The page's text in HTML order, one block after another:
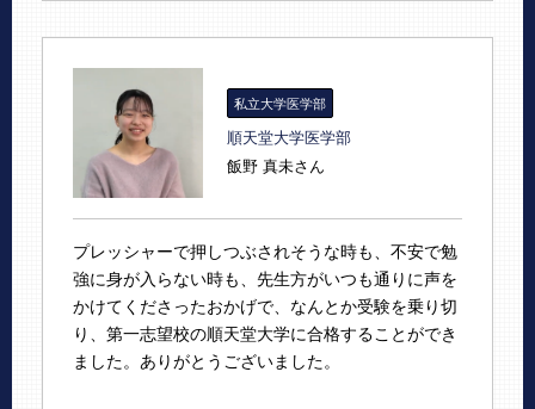
私立大学医学部
順天堂大学医学部
飯野 真未さん
プレッシャーで押しつぶされそうな時も、不安で勉
強に身が入らない時も、先生方がいつも通りに声を
かけてくださったおかげで、なんとか受験を乗り切
り、第一志望校の順天堂大学に合格することができ
ました。ありがとうございました。